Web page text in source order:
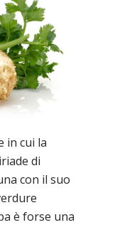
in cui la
di
con il suo
è forse una